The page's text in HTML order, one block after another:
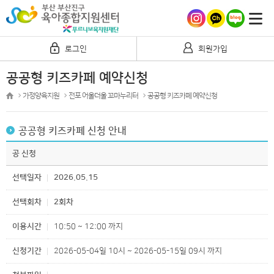
로그인 회원가입
공공형 키즈카페 예약신청
가정양육지원 전포 어울더울 꼬마누리터 공공형 키즈카페 예약신청
공공형 키즈카페 신청 안내
공 신청
선택일자 2026.05.15
선택회차 2회차
이용시간 10:50 ~ 12:00 까지
신청기간 2026-05-04일 10시 ~ 2026-05-15일 09시 까지